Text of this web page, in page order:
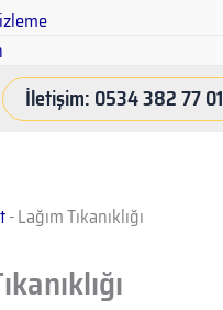
İletişim: 0534 382 77 01
-Lağım Tıkanıklığı